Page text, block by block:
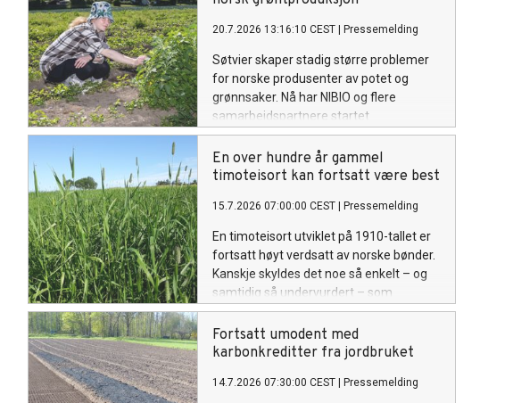
20.7.2026 13:16:10 CEST Pressemelding
Søtvier skaper stadig større problemer
for norske produsenter av potet og
grønnsaker. Nå har NIBIO og flere
samarbeidspartnere startet
forskningsprosjektet SOLWeeds, som
skal utvikle nye metoder for å bekjempe
ugraset og redusere kostnadene for
En over hundre år gammel
timoteisort kan fortsatt være best
15.7.2026 07:00:00 CEST Pressemelding
En timoteisort utviklet på 1910-tallet er
fortsatt høyt verdsatt av norske bønder.
Kanskje skyldes det noe så enkelt – og
samtidig så undervurdert – som
plantenes erfaring.
Fortsatt umodent med
karbonkreditter fra jordbruket
14.7.2026 07:30:00 CEST Pressemelding